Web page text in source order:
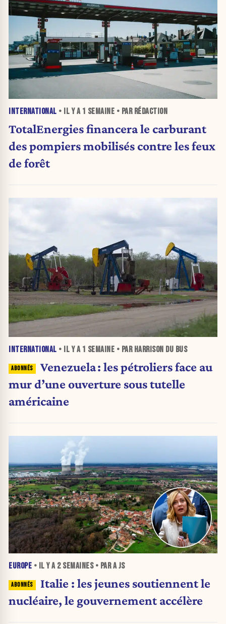
INTERNATIONAL • IL Y A 1 SEMAINE • PAR RÉDACTION
TotalEnergies financera le carburant
des pompiers mobilisés contre les feux
de forêt
INTERNATIONAL • IL Y A 1 SEMAINE • PAR HARRISON DU BUS
Venezuela : les pétroliers face au
mur d’une ouverture sous tutelle
américaine
EUROPE • IL Y A 2 SEMAINES• PAR A JS
Italie : les jeunes soutiennent le
nucléaire, le gouvernement accélère